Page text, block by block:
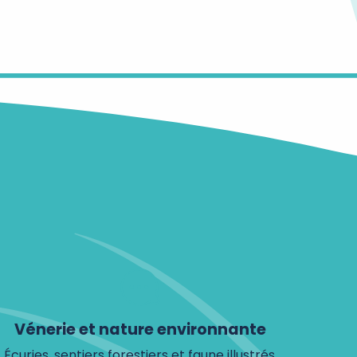
Vénerie et nature environnante